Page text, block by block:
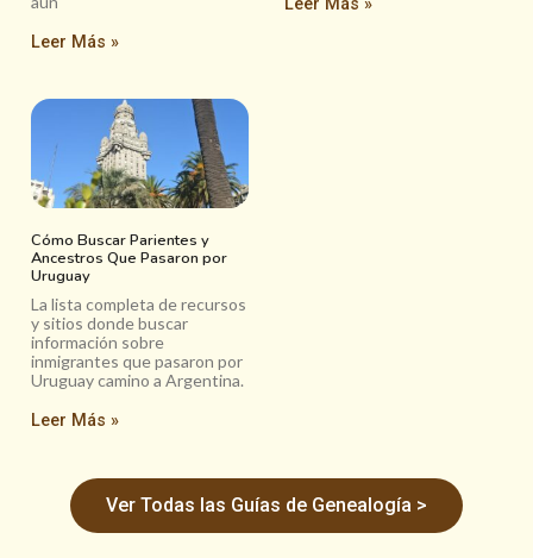
Leer Más »
Leer Más »
Cómo Buscar Parientes y
Ancestros Que Pasaron por
Uruguay
La lista completa de recursos
y sitios donde buscar
información sobre
inmigrantes que pasaron por
Uruguay camino a Argentina.
Leer Más »
Ver Todas las Guías de Genealogía >